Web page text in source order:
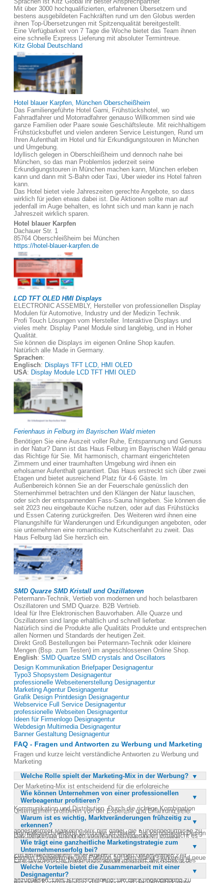
Mit über 3000 hochqualifizierten, erfahrenen Übersetzern und
bestens ausgebildeten Fachkräften rund um den Globus werden
ihnen Top-Übersetzungen mit Spitzenqualität bereitgestellt.
Eine Verfügbarkeit von 7 Tage die Woche bietet das Team ihnen
eine schnelle Express Lieferung mit absoluter Termintreue.
Kitz Global Deutschland
Hotel blauer Karpfen, München Oberscheißheim
Das Familiengeführte Hotel Garni, Frühstückshotel, wo
Fahrradfahrer und Motorradfahrer genauso Willkommen sind wie
ganze Familien oder Paare sowie Geschäftsleute. Mit reichhaltigem
Frühstücksbuffet und vielen anderen Service Leistungen, Rund um
Ihren Aufenthalt im Hotel und für Erkundigungstouren in München
und Umgebung.
Idyllisch gelegen in Oberschleißheim und dennoch nahe bei
München, so das man Problemlos jederzeit seine
Erkundigungstouren in München machen kann, München erleben
kann und dann mit S-Bahn oder Taxi, Uber wieder ins Hotel fahren
kann.
Das Hotel bietet viele Jahreszeiten gerechte Angebote, so dass
wirklich für jeden etwas dabei ist. Die Aktionen sollte man auf
jedenfall im Auge behalten, es lohnt sich und man kann je nach
Jahreszeit wirklich sparen.
Hotel blauer Karpfen
Dachauer Str. 1
85764 Oberschleißheim bei München
https://hotel-blauer-karpfen.de
LCD TFT OLED HMI Displays
ELECTRONIC ASSEMBLY, Hersteller von professionellen Display
Modulen für Automotive, Industry und der Medizin Technik.
Profi Touch Lösungen vom Hersteller. Interaktive Displays und
vieles mehr. Display Panel Module sind langlebig, und in Hoher
Qualität.
Sie können die Displays im eigenen Online Shop kaufen.
Natürlich alle Made in Germany.
Sprachen:
Englisch: Displays TFT LCD, HMI OLED
USA: Display Module LCD TFT HMI OLED
Ferienhaus in Felburg im Bayrischen Wald mieten
Benötigen Sie eine Auszeit voller Ruhe, Entspannung und Genuss
in der Natur? Dann ist das Haus Felburg im Bayrischen Wald genau
das Richtige für Sie. Mit harmonisch, charmant eingerichteten
Zimmern und einer traumhaften Umgebung wird ihnen ein
erholsamer Aufenthalt garantiert. Das Haus erstreckt sich über zwei
Etagen und bietet ausreichend Platz für 4-6 Gäste. Im
Außenbereich können Sie an der Feuerschale genüsslich den
Sternenhimmel betrachten und den Klängen der Natur lauschen,
oder sich der entspannenden Fass-Sauna hingeben. Sie können die
seit 2023 neu eingebaute Küche nutzen, oder auf das Frühstücks
und Essen Catering zurückgreifen. Des Weiteren wird ihnen eine
Planungshilfe für Wanderungen und Erkundigungen angeboten, oder
sie unternehmen eine romantische Kutschenfahrt zu zweit. Das
Haus Felburg läd Sie herzlich ein.
SMD Quarze SMD Kristall und Oszillatoren
Petermann-Technik, Vertieb von modernen und hoch belastbaren
Oszillatoren und SMD Quarze. B2B Vertrieb.
Ideal für Ihre Elektronischen Bauvorhaben. Alle Quarze und
Oszillatoren sind lange erhältlich und schnell lieferbar.
Natürlich sind die Produkte alle Qualitäts Produkte und entsprechen
allen Normen und Standards der heutigen Zeit.
Direkt Groß Bestellungen bei Petermann-Technik oder kleinere
Mengen (Bsp. zum Testen) im angeschlossenen Online Shop.
English: SMD Quartze SMD crystals and Oscillators
Design Kommunikation Briefpaper Designagentur
Typo3 Shopsystem Designagentur
professionelle Webseitenerstellung Designagentur
Marketing Agentur Designagentur
Grafik Design Printdesign Designagentur
Webservice Full Service Designagentur
professionelle Webseiten Designagentur
Ideen für Firmenlogo Designagentur
Webdesign Multimedia Designagentur
Banner Gestaltung Designagentur
FAQ - Fragen und Antworten zu Werbung und Marketing
Fragen und kurze leicht verständliche Antworten zu Werbung und
Marketing
Welche Rolle spielt der Marketing-Mix in der Werbung?
Der Marketing-Mix ist entscheidend für die erfolgreiche
Positionierung eines Produkts oder einer Dienstleistung auf dem
Markt. Er umfasst die Produkt- und Preispolitik sowie die
Kommunikation und Distribution. Durch die richtige Kombination
dieser Elemente können Unternehmen ihre Zielgruppen effektiv
ansprechen und ihre Marktpräsenz stärken. Ein optimal
abgestimmter Marketing-Mix hilft dabei, die Kundenbedürfnisse zu
befriedigen und den Markanforderungen gerecht zu werden.
Professionelle Agenturen entwickeln individuelle Marketing-Mixe,
um den größtmöglichen Erfolg für ihre Kunden zu erzielen.
Wie können Unternehmen von einer professionellen
Werbeagentur profitieren?
Unternehmen profitieren von der Expertise und Erfahrung einer
professionellen Werbeagentur, die umfassende Marketingstrategien
entwickelt. Diese Agenturen analysieren Märkte und Zielgruppen,
um maßgeschneiderte Lösungen zu bieten. Sie kombinieren Design
und Marketing, um effektive Kampagnen zu erstellen, die sowohl
ästhetisch ansprechend als auch verkaufsfördernd sind. Durch die
Zusammenarbeit mit einer Agentur können Unternehmen Zeit
sparen und sicherstellen, dass ihre Marketingmaßnahmen den
gewünschten Erfolg erzielen. Zudem bieten Agenturen ein breites
Leistungsspektrum, das alle Marketingbedürfnisse abdeckt.
Warum ist es wichtig, Marktveränderungen frühzeitig zu
erkennen?
Das frühzeitige Erkennen von Marktveränderungen ermöglicht es
Unternehmen, sich schnell an neue Gegebenheiten anzupassen
und Wettbewerbsvorteile zu sichern. Durch proaktive Anpassungen
können Unternehmen ihre Position auf dem Markt stärken und neue
Chancen nutzen. Eine kontinuierliche Marktbeobachtung hilft,
Trends zu identifizieren und die Marketingstrategie entsprechend
anzupassen. Dies ist entscheidend, um die Kundenbindung zu
Wie trägt eine ganzheitliche Marketingstrategie zum
Unternehmenserfolg bei?
Eine ganzheitliche Marketingstrategie integriert alle Aspekte des
Marketings, um ein konsistentes und effektives Markenerlebnis zu
schaffen. Sie berücksichtigt die Bedürfnisse der Zielgruppe und
Welche Vorteile bietet die Zusammenarbeit mit einer
Designagentur?